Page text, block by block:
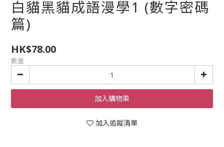
白貓黑貓成語漫學1 (數字密碼
篇)
HK$78.00
數量
加入購物車
加入追蹤清單